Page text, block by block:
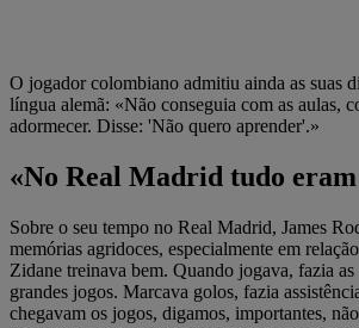
O jogador colombiano admitiu ainda as suas
língua alemã: «Não conseguia com as aulas,
adormecer. Disse: 'Não quero aprender'.»
«No Real Madrid tudo
Sobre o seu tempo no Real Madrid, James
memórias agridoces, especialmente em
Zidane treinava bem. Quando jogava, fazia as
grandes jogos. Marcava golos, fazia
chegavam os jogos, digamos, importantes,